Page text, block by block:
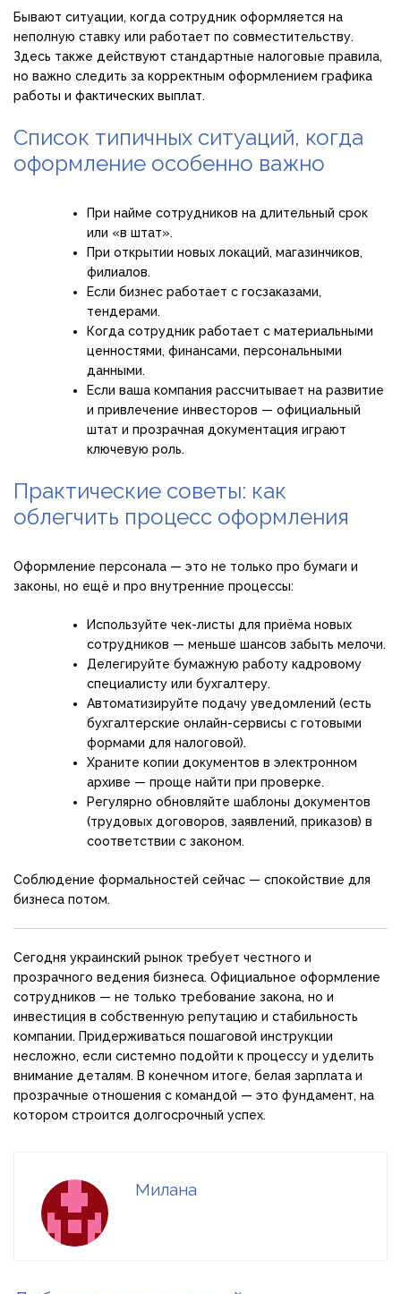
Бывают ситуации, когда сотрудник оформляется на
неполную ставку или работает по совместительству.
Здесь также действуют стандартные налоговые правила,
но важно следить за корректным оформлением графика
работы и фактических выплат.
Список типичных ситуаций, когда
оформление особенно важно
При найме сотрудников на длительный срок
или «в штат».
При открытии новых локаций, магазинчиков,
филиалов.
Если бизнес работает с госзаказами,
тендерами.
Когда сотрудник работает с материальными
ценностями, финансами, персональными
данными.
Если ваша компания рассчитывает на развитие
и привлечение инвесторов — официальный
штат и прозрачная документация играют
ключевую роль.
Практические советы: как
облегчить процесс оформления
Оформление персонала — это не только про бумаги и
законы, но ещё и про внутренние процессы:
Используйте чек-листы для приёма новых
сотрудников — меньше шансов забыть мелочи.
Делегируйте бумажную работу кадровому
специалисту или бухгалтеру.
Автоматизируйте подачу уведомлений (есть
бухгалтерские онлайн-сервисы с готовыми
формами для налоговой).
Храните копии документов в электронном
архиве — проще найти при проверке.
Регулярно обновляйте шаблоны документов
(трудовых договоров, заявлений, приказов) в
соответствии с законом.
Соблюдение формальностей сейчас — спокойствие для
бизнеса потом.
Сегодня украинский рынок требует честного и
прозрачного ведения бизнеса. Официальное оформление
сотрудников — не только требование закона, но и
инвестиция в собственную репутацию и стабильность
компании. Придерживаться пошаговой инструкции
несложно, если системно подойти к процессу и уделить
внимание деталям. В конечном итоге, белая зарплата и
прозрачные отношения с командой — это фундамент, на
котором строится долгосрочный успех.
Милана